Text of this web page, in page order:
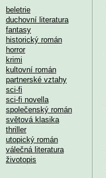
beletrie
duchovní literatura
fantasy
historický román
horror
krimi
kultovní román
partnerské vztahy
sci-fi
sci-fi novella
společenský román
světová klasika
thriller
utopický román
válečná literatura
životopis